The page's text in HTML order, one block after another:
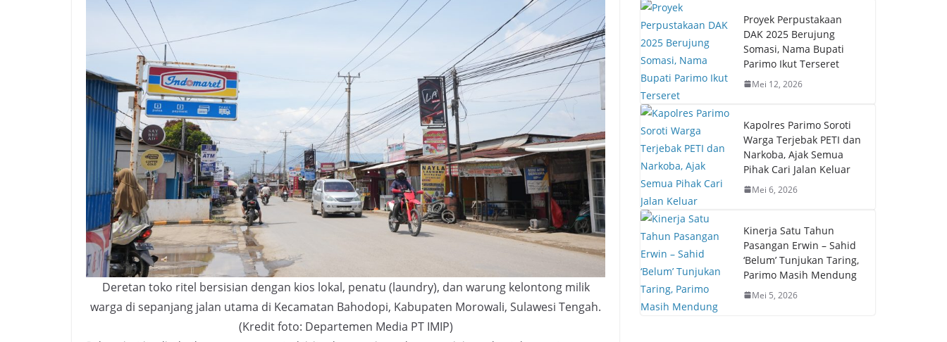
Deretan toko ritel bersisian dengan kios lokal, penatu (laundry), dan warung kelontong milik
warga di sepanjang jalan utama di Kecamatan Bahodopi, Kabupaten Morowali, Sulawesi Tengah.
‎(Kredit foto: Departemen Media PT IMIP)
Proyek Perpustakaan
DAK 2025 Berujung
Somasi, Nama Bupati
Parimo Ikut Terseret
Mei 12, 2026
Kapolres Parimo Soroti
Warga Terjebak PETI dan
Narkoba, Ajak Semua
Pihak Cari Jalan Keluar
Mei 6, 2026
Kinerja Satu Tahun
Pasangan Erwin – Sahid
‘Belum’ Tunjukan Taring,
Parimo Masih Mendung
Mei 5, 2026